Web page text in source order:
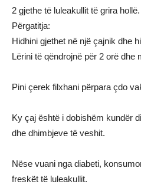
2 gjethe të luleakullit të grira hollë.
Përgatitja:
Hidhini gjethet në një çajnik dhe
Lërini të qëndrojnë për 2 orë dhe
Pini çerek filxhani përpara çdo
Ky çaj është i dobishëm kundër
dhe dhimbjeve të veshit.
Nëse vuani nga diabeti,
freskët të luleakullit.